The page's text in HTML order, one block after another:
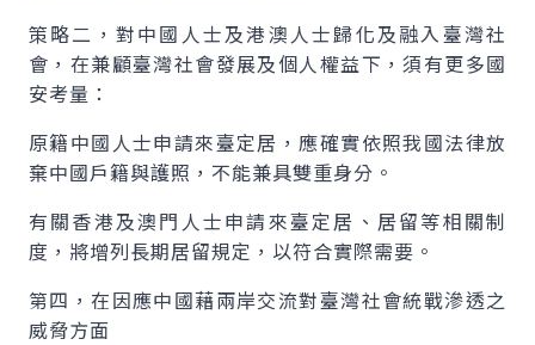
策略二，對中國人士及港澳人士歸化及融入臺灣社
會，在兼顧臺灣社會發展及個人權益下，須有更多國
安考量：
原籍中國人士申請來臺定居，應確實依照我國法律放
棄中國戶籍與護照，不能兼具雙重身分。
有關香港及澳門人士申請來臺定居、居留等相關制
度，將增列長期居留規定，以符合實際需要。
第四，在因應中國藉兩岸交流對臺灣社會統戰滲透之
威脅方面